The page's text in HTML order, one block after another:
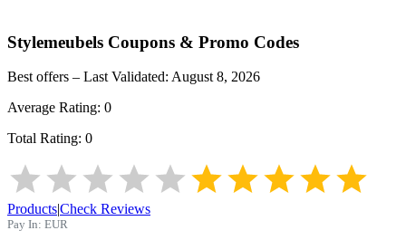
Stylemeubels Coupons & Promo Codes
Best offers – Last Validated: August 8, 2026
Average Rating: 0
Total Rating: 0
Products|Check Reviews
Pay In: EUR